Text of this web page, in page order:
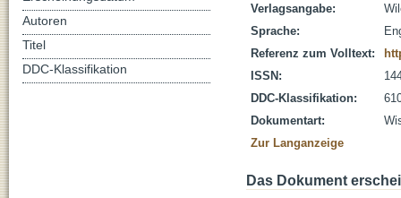
Verlagsangabe:
Sprache:
Referenz zum Volltext:
ISSN:
DDC-Klassifikation:
Dokumentart:
Zur Langanzeige
Das Dokument
Autoren
Titel
DDC-Klassifikation